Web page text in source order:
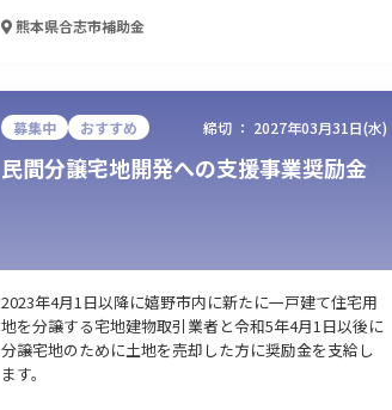
検索
熊本県合志市補助金
募集中 おすすめ 締切 ： 2027年03月31日(水)
民間分譲宅地開発への支援事業奨励金
2023年4月1日以降に嬉野市内に新たに一戸建て住宅用
地を分譲する宅地建物取引業者と令和5年4月1日以後に
分譲宅地のために土地を売却した方に奨励金を支給し
ます。